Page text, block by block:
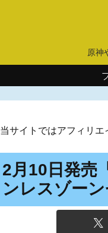
原神
当サイトではアフィリエ
2月10日発売
ンレスゾー